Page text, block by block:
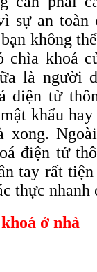
sự an toàn
không
chìa khoá
là người
điện tử
khẩu
xong.
điện tử
tay rất
thực nhanh
ở nhà